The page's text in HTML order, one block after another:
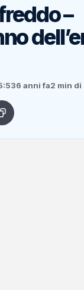
–
6 anni fa2 min